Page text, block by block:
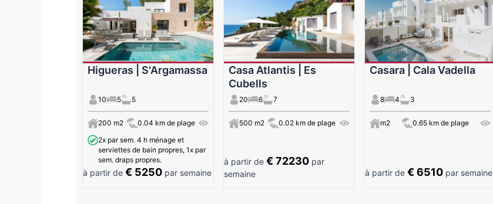
Higueras | S'Argamassa
10 5 5
200 m2
0.04 km de plage
2x par sem. 4 h ménage et
serviettes de bain propres, 1x par
sem. draps propres.
à partir de € 5250 par semaine
Casa Atlantis | Es
Cubells
20 6 7
500 m2 0.02 km de plage
à partir de € 72230 par
semaine
Casara | Cala Vadella
8 4 3
m2 0.65 km de plage
à partir de € 6510 par semaine